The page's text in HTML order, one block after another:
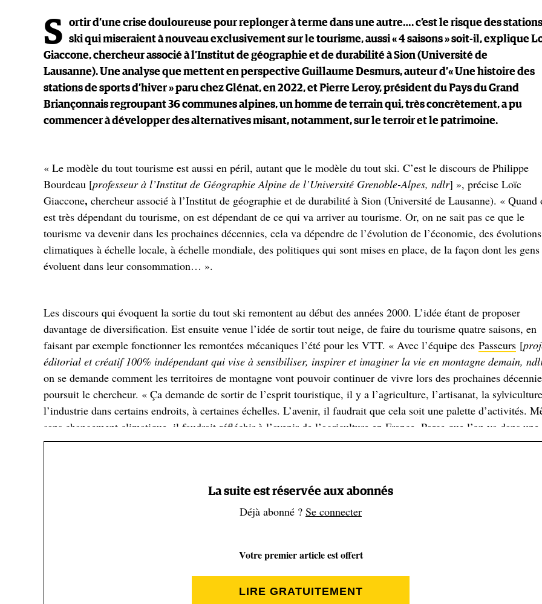
S
ortir d’une crise douloureuse pour replonger à terme dans une autre…. c’est le risque des
ski qui miseraient à nouveau exclusivement sur le tourisme, aussi « 4 saisons » soit-il, explique
Giaccone, chercheur associé à l’Institut de géographie et de durabilité à Sion (Université de
Lausanne). Une analyse que mettent en perspective Guillaume Desmurs, auteur d’« Une histoire des
stations de sports d’hiver » paru chez Glénat, en 2022, et Pierre Leroy, président du Pays du Grand
Briançonnais regroupant 36 communes alpines, un homme de terrain qui, très concrètement, a pu
commencer à développer des alternatives misant, notamment, sur le terroir et le patrimoine.
« Le modèle du tout tourisme est aussi en péril, autant que le modèle du tout ski. C’est le discours de Philippe
Bourdeau [professeur à l’Institut de Géographie Alpine de l’Université Grenoble-Alpes, ndlr] », précise Loïc
Giaccone, chercheur associé à l’Institut de géographie et de durabilité à Sion (Université de Lausanne). « Quand
est très dépendant du tourisme, on est dépendant de ce qui va arriver au tourisme. Or, on ne sait pas ce que le
tourisme va devenir dans les prochaines décennies, cela va dépendre de l’évolution de l’économie, des évolutions
climatiques à échelle locale, à échelle mondiale, des politiques qui sont mises en place, de la façon dont les gens
évoluent dans leur consommation… ».
Les discours qui évoquent la sortie du tout ski remontent au début des années 2000. L’idée étant de proposer
davantage de diversification. Est ensuite venue l’idée de sortir tout neige, de faire du tourisme quatre saisons, en
faisant par exemple fonctionner les remontées mécaniques l’été pour les VTT. « Avec l’équipe des Passeurs [
éditorial et créatif 100% indépendant qui vise à sensibiliser, inspirer et imaginer la vie en montagne demain,
on se demande comment les territoires de montagne vont pouvoir continuer de vivre lors des prochaines
poursuit le chercheur. « Ça demande de sortir de l’esprit touristique, il y a l’agriculture, l’artisanat, la
l’industrie dans certains endroits, à certaines échelles. L’avenir, il faudrait que cela soit une palette d’activités.
sans changement climatique, il faudrait réfléchir à l’avenir de l’agriculture en France. Parce que l’on va dans une
direction assez inquiétante. Avec des grandes exploitations, des agriculteurs qui se suicident, des disparitions de
Mais ce qui inquiète Loïc Giaccone quand on parle de diversification et de quatre saisons, c’est que « on a
à se dire qu’il faut augmenter la fréquentation vu ces pratiques touristiques qui sont rapportent moins que le ski.
fréquentation a fortement augmenté en montagne, on peut vite avoir des problèmes aussi [
le plan de la transition est intéressant. Ils avaient anticipé ». La station jurassienne a notamment fait le choix de
La suite est réservée aux abonnés
Déjà abonné ? Se connecter
Votre premier article est offert
LIRE GRATUITEMENT